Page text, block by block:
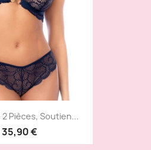
Pièces, Soutien...
35,90 €